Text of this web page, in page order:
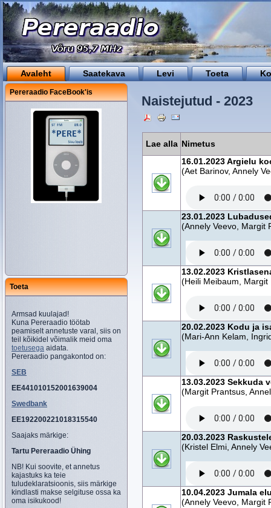
Avaleht Saatekava Levi Toeta
Pereraadio FaceBook'is
Toeta
Armsad kuulajad!
Kuna Pereraadio töötab
peamiselt annetuste varal, siis on
teil kõikidel võimalik meid oma
toetusega aidata.
Pereraadio pangakontod on:
SEB
EE441010152001639004
Swedbank
EE192200221018315540
Saajaks märkige:
Tartu Pereraadio Ühing
NB! Kui soovite, et annetus
kajastuks ka teie
tuludeklaratsioonis, siis märkige
kindlasti makse selgituse ossa ka
oma isikukood!
Naistejutud - 2023
Lae alla Nimetus
16.01.2023 Argielu
(Aet Barinov, Annely
23.01.2023
(Annely Veevo, Margit
13.02.2023
(Heili Meibaum, Margit
20.02.2023 Kodu ja
(Mari-Ann Kelam,
13.03.2023 Sekkuda
(Margit Prantsus,
20.03.2023
(Kristel Elmi, Annely
10.04.2023 Jumala
(Annely Veevo, Margit